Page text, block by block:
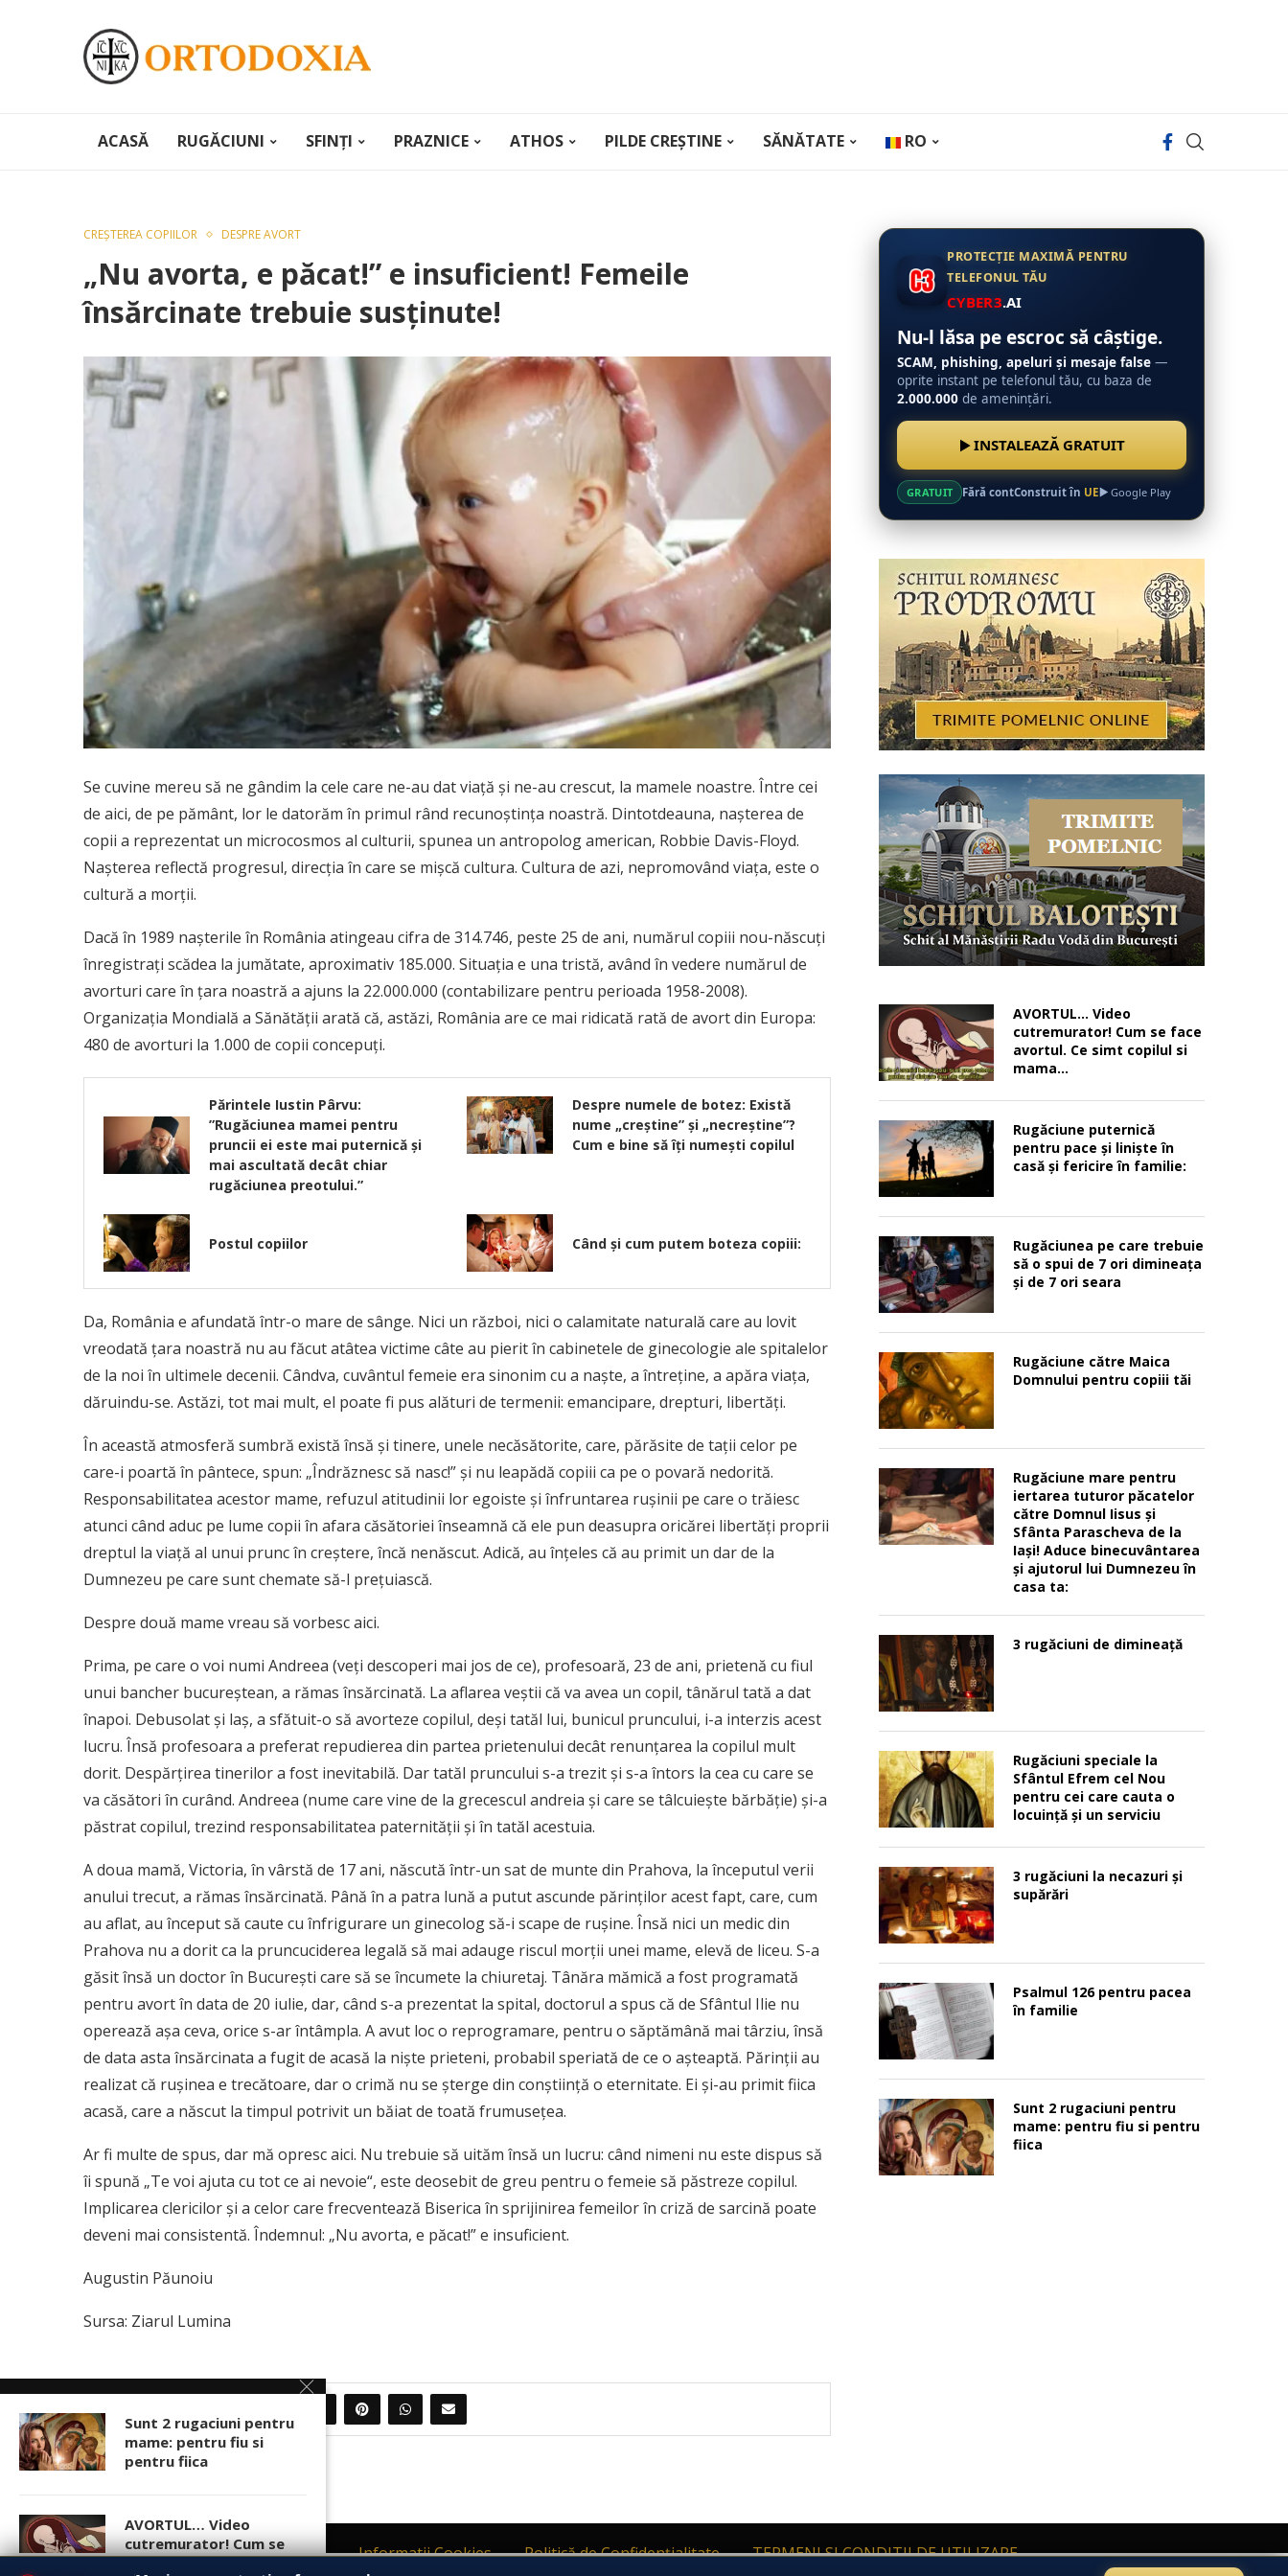
ACASĂ RUGĂCIUNI SFINȚI PRAZNICE ATHOS PILDE CREȘTINE SĂNĂTATE RO
CREȘTEREA COPIILOR DESPRE AVORT
„Nu avorta, e păcat!” e insuficient! Femeile
însărcinate trebuie susținute!
Se cuvine mereu să ne gândim la cele care ne-au dat viață și ne-au crescut, la mamele noastre. Între cei
de aici, de pe pământ, lor le datorăm în primul rând recunoștința noastră. Dintotdeauna, nașterea de
copii a reprezentat un microcosmos al culturii, spunea un antropolog american, Robbie Davis-Floyd.
Nașterea reflectă progresul, direcția în care se mișcă cultura. Cultura de azi, nepromovând viața, este o
cultură a morții.
Dacă în 1989 nașterile în România atingeau cifra de 314.746, peste 25 de ani, numărul copiii nou-născuți
înregistrați scădea la jumătate, aproximativ 185.000. Situația e una tristă, având în vedere numărul de
avorturi care în țara noastră a ajuns la 22.000.000 (contabilizare pentru perioada 1958-2008).
Organizaţia Mondială a Sănătăţii arată că, astăzi, România are ce mai ridicată rată de avort din Europa:
480 de avorturi la 1.000 de copii concepuți.
Părintele Iustin Pârvu:
”Rugăciunea mamei pentru
pruncii ei este mai puternică şi
mai ascultată decât chiar
rugăciunea preotului.”
Despre numele de botez: Există
nume „creştine” şi „necreştine”?
Cum e bine să îți numești copilul
Postul copiilor Când şi cum putem boteza copiii:
Da, România e afundată într-o mare de sânge. Nici un război, nici o calamitate naturală care au lovit
vreodată țara noastră nu au făcut atâtea victime câte au pierit în cabinetele de ginecologie ale spitalelor
de la noi în ultimele decenii. Cândva, cuvântul femeie era sinonim cu a naște, a întreține, a apăra viața,
dăruindu-se. Astăzi, tot mai mult, el poate fi pus alături de termenii: emancipare, drepturi, libertăți.
În această atmosferă sumbră există însă și tinere, unele necăsătorite, care, părăsite de tații celor pe
care-i poartă în pântece, spun: „Îndrăznesc să nasc!” și nu leapădă copiii ca pe o povară nedorită.
Responsabilitatea acestor mame, refuzul atitudinii lor egoiste și înfruntarea rușinii pe care o trăiesc
atunci când aduc pe lume copii în afara căsătoriei înseamnă că ele pun deasupra oricărei libertăți proprii
dreptul la viață al unui prunc în creștere, încă nenăscut. Adică, au înțeles că au primit un dar de la
Dumnezeu pe care sunt chemate să-l prețuiască.
Despre două mame vreau să vorbesc aici.
Prima, pe care o voi numi Andreea (veți descoperi mai jos de ce), profesoară, 23 de ani, prietenă cu fiul
unui bancher bucureștean, a rămas însărcinată. La aflarea veștii că va avea un copil, tânărul tată a dat
înapoi. Debusolat și laș, a sfătuit-o să avorteze copilul, deși tatăl lui, bunicul pruncului, i-a interzis acest
lucru. Însă profesoara a preferat repudierea din partea prietenului decât renunțarea la copilul mult
dorit. Despărțirea tinerilor a fost inevitabilă. Dar tatăl pruncului s-a trezit și s-a întors la cea cu care se
va căsători în curând. Andreea (nume care vine de la grecescul andreia și care se tâlcuiește bărbăție) și-a
păstrat copilul, trezind responsabilitatea paternității și în tatăl acestuia.
A doua mamă, Victoria, în vârstă de 17 ani, născută într-un sat de munte din Prahova, la începutul verii
anului trecut, a rămas însărcinată. Până în a patra lună a putut ascunde părinților acest fapt, care, cum
au aflat, au început să caute cu înfrigurare un ginecolog să-i scape de rușine. Însă nici un medic din
Prahova nu a dorit ca la pruncuciderea legală să mai adauge riscul morții unei mame, elevă de liceu. S-a
găsit însă un doctor în București care să se încumete la chiuretaj. Tânăra mămică a fost programată
pentru avort în data de 20 iulie, dar, când s-a prezentat la spital, doctorul a spus că de Sfântul Ilie nu
operează așa ceva, orice s-ar întâmpla. A avut loc o reprogramare, pentru o săptămână mai târziu, însă
de data asta însărcinata a fugit de acasă la niște prieteni, probabil speriată de ce o așteaptă. Părinții au
realizat că rușinea e trecătoare, dar o crimă nu se șterge din conștiință o eternitate. Ei și-au primit fiica
acasă, care a născut la timpul potrivit un băiat de toată frumusețea.
Ar fi multe de spus, dar mă opresc aici. Nu trebuie să uităm însă un lucru: când nimeni nu este dispus să
îi spună „Te voi ajuta cu tot ce ai nevoie“, este deosebit de greu pentru o femeie să păstreze copilul.
Implicarea clericilor și a celor care frecventează Biserica în sprijinirea femeilor în criză de sarcină poate
deveni mai consistentă. Îndemnul: „Nu avorta, e păcat!” e insuficient.
Augustin Păunoiu
Sursa: Ziarul Lumina
PARTAJEAZA
PROTECȚIE MAXIMĂ PENTRU
TELEFONUL TĂU
CYBER3.AI
Nu-l lăsa pe escroc să câștige.
SCAM, phishing, apeluri și mesaje false —
oprite instant pe telefonul tău, cu baza de
2.000.000 de amenințări.
INSTALEAZĂ GRATUIT
GRATUIT Fără contConstruit în UE Google Play
AVORTUL… Video
cutremurator! Cum se face
avortul. Ce simt copilul si
mama…
Rugăciune puternică
pentru pace şi linişte în
casă şi fericire în familie:
Rugăciunea pe care trebuie
să o spui de 7 ori dimineața
și de 7 ori seara
Rugăciune către Maica
Domnului pentru copiii tăi
Rugăciune mare pentru
iertarea tuturor păcatelor
către Domnul Iisus şi
Sfânta Parascheva de la
Iaşi! Aduce binecuvântarea
şi ajutorul lui Dumnezeu în
casa ta:
3 rugăciuni de dimineață
Rugăciuni speciale la
Sfântul Efrem cel Nou
pentru cei care cauta o
locuinţă şi un serviciu
3 rugăciuni la necazuri și
supărări
Psalmul 126 pentru pacea
în familie
Sunt 2 rugaciuni pentru
mame: pentru fiu si pentru
fiica
Contact Informatii Cookies Politică de Confidențialitate
TERMENI SI CONDITII DE UTILIZARE
Sunt 2 rugaciuni pentru
mame: pentru fiu si
pentru fiica
AVORTUL… Video
cutremurator! Cum se
face avortul. Ce simt
Acest site foloseste respectand Regulamentul (UE) privind protecția persoanelor fizice în ceea ce privește prelucrarea datelor cu caracter personal și privind libera circulație a acestor date.